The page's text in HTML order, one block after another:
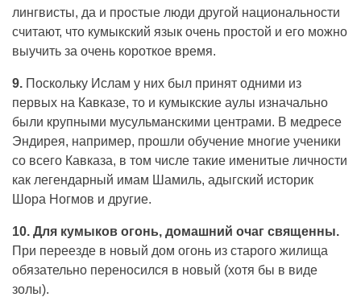
лингвисты, да и простые люди другой национальности
считают, что кумыкский язык очень простой и его можно
выучить за очень короткое время.
9. Поскольку Ислам у них был принят одними из
первых на Кавказе, то и кумыкские аулы изначально
были крупными мусульманскими центрами. В медресе
Эндирея, например, прошли обучение многие ученики
со всего Кавказа, в том числе такие именитые личности
как легендарный имам Шамиль, адыгский историк
Шора Ногмов и другие.
10. Для кумыков огонь, домашний очаг священны.
При переезде в новый дом огонь из старого жилища
обязательно переносился в новый (хотя бы в виде
золы).